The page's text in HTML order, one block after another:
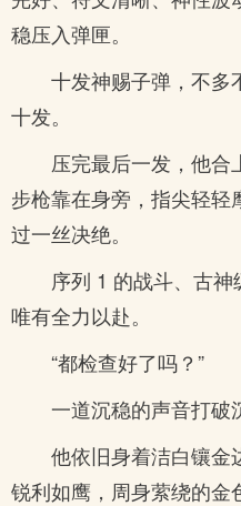
稳压入弹匣。
十发神赐子弹，不多
十发。
压完最后一发，他合
步枪靠在身旁，指尖轻
过一丝决绝。
序列 1 的战斗、古神
唯有全力以赴。
“都检查好了吗？”
一道沉稳的声音打破
他依旧身着洁白镶金
锐利如鹰，周身萦绕的